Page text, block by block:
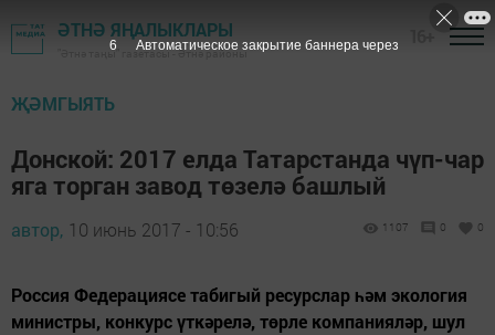
ӘТНӘ ЯҢАЛЫКЛАРЫ
"Әтнә таңы" газетасы - Әтнә районы
ҖӘМГЫЯТЬ
Донской: 2017 елда Татарстанда чүп-чар
яга торган завод төзелә башлый
автор, 10 июнь 2017 - 10:56 1107 0 0
Россия Федерациясе табигый ресурслар һәм экология
министры, конкурс үткәрелә, төрле компанияләр, шул
5 Автоматическое закрытие баннера через